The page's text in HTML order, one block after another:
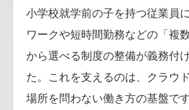
小学校就学前の子を持つ従業員
ワークや短時間勤務などの「複
から選べる制度の整備が義務付
た。これを支えるのは、クラウ
場所を問わない働き方の基盤で